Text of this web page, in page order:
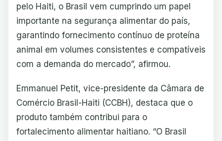
pelo Haiti, o Brasil vem cumprindo um papel
importante na segurança alimentar do país,
garantindo fornecimento contínuo de proteína
animal em volumes consistentes e compatíveis
com a demanda do mercado”, afirmou.
Emmanuel Petit, vice-presidente da Câmara de
Comércio Brasil-Haiti (CCBH), destaca que o
produto também contribui para o
fortalecimento alimentar haitiano. “O Brasil